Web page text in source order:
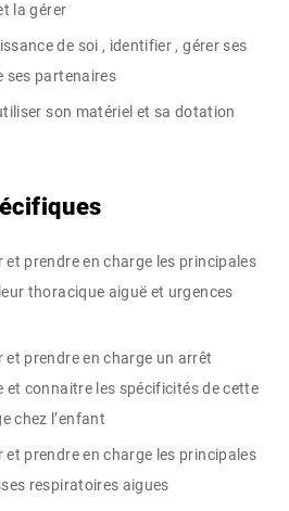
la gérer
de soi , identifier , gérer ses
ses partenaires
son matériel et sa dotation
prendre en charge les principales
thoracique aiguë et urgences
prendre en charge un arrêt
et connaitre les spécificités de cette
chez l’enfant
prendre en charge les principales
respiratoires aigues